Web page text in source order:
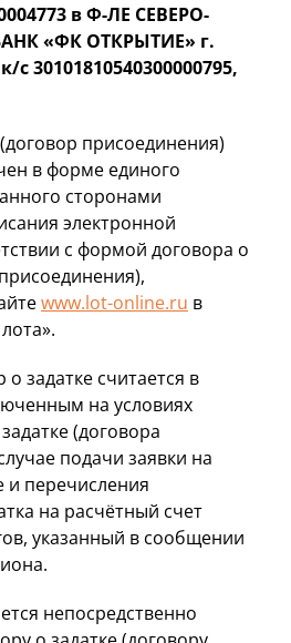
в Ф-ЛЕ СЕВЕРО-
«ФК ОТКРЫТИЕ» г.
с 30101810540300000795,
присоединения)
в форме единого
сторонами
электронной
с формой договора о
www.lot-online.ru в
задатке считается в
на условиях
(договора
подачи заявки на
и перечисления
на расчётный счет
указанный в сообщении
непосредственно